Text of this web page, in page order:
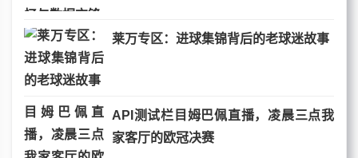
莱万专区：进球集锦背后的老球迷故事
API测试栏目姆巴佩直播，凌晨三点我
家客厅的欧冠决赛